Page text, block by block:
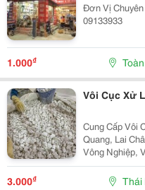
Đơn Vị Chuyên
09133933
1.000₫
Vôi Cục Xử
Cung Cấp Vôi
Quang, Lai Châu, Lào Cai...
Vông Nghiệp, Vôi Công
Hệ Để Biết
3.000₫ Thái